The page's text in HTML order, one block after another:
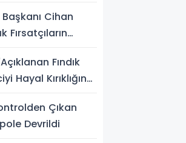
Başkanı Cihan
Fırsatçıların
Fındık
Hayal Kırıklığına
Çıkan
Devrildi